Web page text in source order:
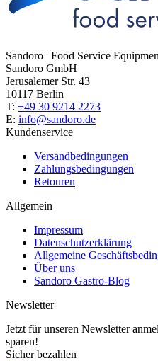
Sandoro | Food Service
Sandoro GmbH
Jerusalemer Str. 43
10117 Berlin
T: +49 30 9214 2273
E: info@sandoro.de
Kundenservice
Versandbedingungen
Zahlungsbedingungen
Retouren
Allgemein
Impressum
Datenschutzerklärung
Allgemeine
Über uns
Sandoro Gastro-Blog
Newsletter
Jetzt für unseren Newsletter
sparen!
Sicher bezahlen